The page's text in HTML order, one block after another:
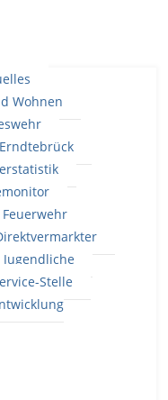
Wohnen
Stelle